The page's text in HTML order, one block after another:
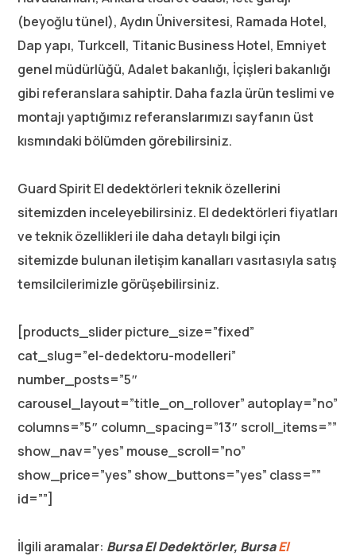
(beyoğlu tünel), Aydın Üniversitesi, Ramada Hotel,
Dap yapı, Turkcell, Titanic Business Hotel, Emniyet
genel müdürlüğü, Adalet bakanlığı, İçişleri bakanlığı
gibi referanslara sahiptir. Daha fazla ürün teslimi ve
montajı yaptığımız referanslarımızı sayfanın üst
kısmındaki bölümden görebilirsiniz.
Guard Spirit El dedektörleri teknik özellerini
sitemizden inceleyebilirsiniz. El dedektörleri fiyatları
ve teknik özellikleri ile daha detaylı bilgi için
sitemizde bulunan iletişim kanalları vasıtasıyla satış
temsilcilerimizle görüşebilirsiniz.
[products_slider picture_size=”fixed”
cat_slug=”el-dedektoru-modelleri”
number_posts=”5″
carousel_layout=”title_on_rollover” autoplay=”no”
columns=”5″ column_spacing=”13″ scroll_items=””
show_nav=”yes” mouse_scroll=”no”
show_price=”yes” show_buttons=”yes” class=””
id=””]
İlgili aramalar: Bursa El Dedektörler, BursaEl